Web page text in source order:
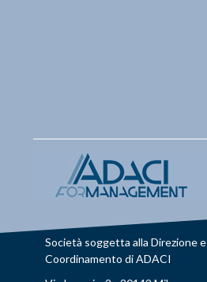
Società soggetta alla Direzione e
Coordinamento di ADACI